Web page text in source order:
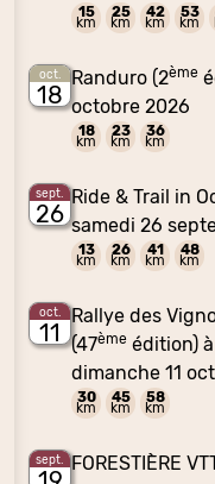
15
km
25
km
42
km
53
km
oct.
18
Randuro (2ème
octobre 2026
18
km
23
km
36
km
sept.
26
Ride & Trail in
samedi 26
13
km
26
km
41
km
48
km
oct.
11
Rallye des
(47ème édition)
dimanche 11
30
km
45
km
58
km
sept. FORESTIÈRE